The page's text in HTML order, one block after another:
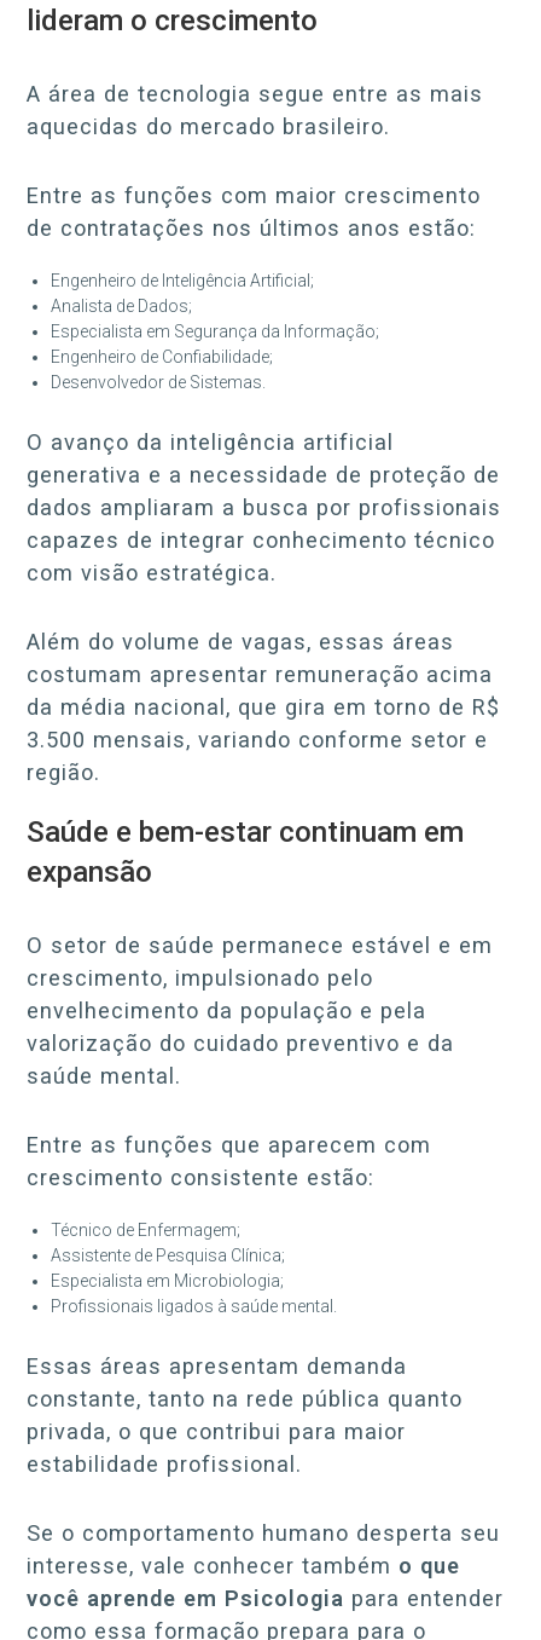
lideram o crescimento
A área de tecnologia segue entre as mais
aquecidas do mercado brasileiro.
Entre as funções com maior crescimento
de contratações nos últimos anos estão:
Engenheiro de Inteligência Artificial;
Analista de Dados;
Especialista em Segurança da Informação;
Engenheiro de Confiabilidade;
Desenvolvedor de Sistemas.
O avanço da inteligência artificial
generativa e a necessidade de proteção de
dados ampliaram a busca por profissionais
capazes de integrar conhecimento técnico
com visão estratégica.
Além do volume de vagas, essas áreas
costumam apresentar remuneração acima
da média nacional, que gira em torno de R$
3.500 mensais, variando conforme setor e
região.
Saúde e bem-estar continuam em
expansão
O setor de saúde permanece estável e em
crescimento, impulsionado pelo
envelhecimento da população e pela
valorização do cuidado preventivo e da
saúde mental.
Entre as funções que aparecem com
crescimento consistente estão:
Técnico de Enfermagem;
Assistente de Pesquisa Clínica;
Especialista em Microbiologia;
Profissionais ligados à saúde mental.
Essas áreas apresentam demanda
constante, tanto na rede pública quanto
privada, o que contribui para maior
estabilidade profissional.
Se o comportamento humano desperta seu
interesse, vale conhecer também o que
você aprende em Psicologia para entender
como essa formação prepara para o